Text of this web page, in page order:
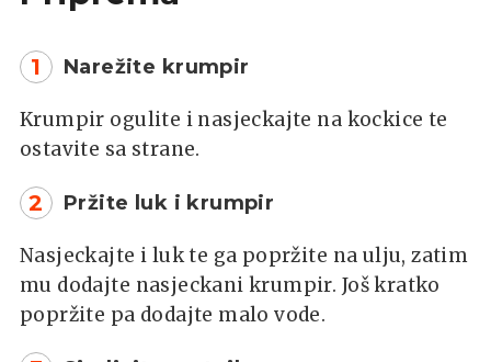
1 Narežite krumpir
Krumpir ogulite i nasjeckajte na kockice te
ostavite sa strane.
2 Pržite luk i krumpir
Nasjeckajte i luk te ga popržite na ulju, zatim
mu dodajte nasjeckani krumpir. Još kratko
popržite pa dodajte malo vode.